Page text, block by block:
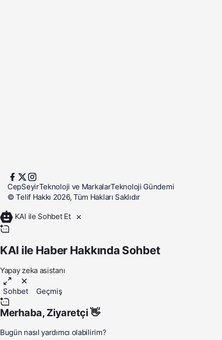
CepSeyirTeknoloji ve MarkalarTeknoloji Gündemi
© Telif Hakkı 2026, Tüm Hakları Saklıdır
KAI ile Sohbet Et
KAI ile Haber Hakkında Sohbet
Yapay zeka asistanı
Sohbet Geçmiş
Merhaba, Ziyaretçi👋
Bugün nasıl yardımcı olabilirim?